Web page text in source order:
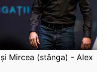
Mircea (stânga) - Alex